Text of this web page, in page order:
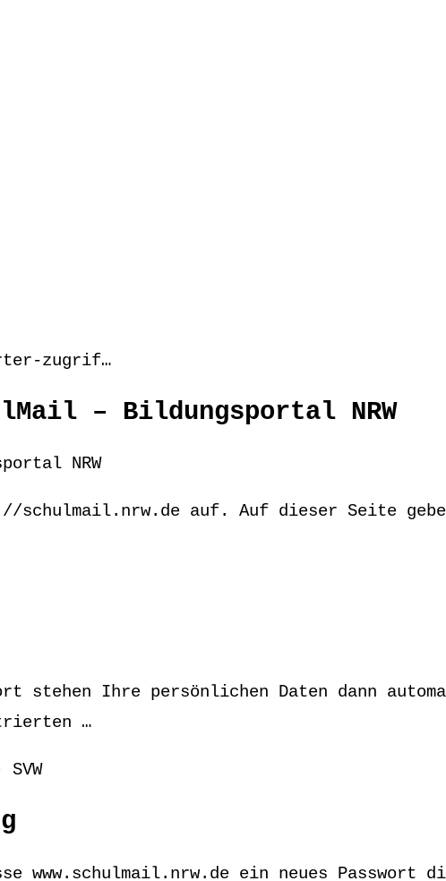
zugrif…
– Bildungsportal NRW
NRW
auf. Auf dieser Seite
stehen Ihre persönlichen Daten dann
…
www.schulmail.nrw.de ein neues Passwort